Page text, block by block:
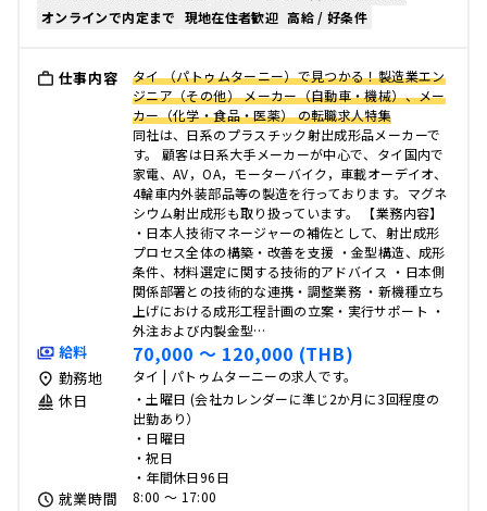
オンラインで内定まで 現地在住者歓迎 高給 / 好条件
仕事内容
タイ （パトゥムターニー）で見つかる！製造業エン
ジニア（その他） メーカー（自動車・機械）、メー
カー（化学・食品・医薬） の転職求人特集
同社は、日系のプラスチック射出成形品メーカーで
す。 顧客は日系大手メーカーが中心で、タイ国内で
家電、AV，OA，モーターバイク，車載オーデイオ、
4輪車内外装部品等の製造を行っております。マグネ
シウム射出成形も取り扱っています。 【業務内容】
・日本人技術マネージャーの補佐として、射出成形
プロセス全体の構築・改善を支援 ・金型構造、成形
条件、材料選定に関する技術的アドバイス ・日本側
関係部署との技術的な連携・調整業務 ・新機種立ち
上げにおける成形工程計画の立案・実行サポート ・
外注および内製金型…
給料 70,000 〜 120,000 (THB)
勤務地 タイ | パトゥムターニーの求人です。
休日
・土曜日 (会社カレンダーに準じ2か月に3回程度の
出勤あり）
・日曜日
・祝日
・年間休日96日
就業時間
8:00 〜 17:00